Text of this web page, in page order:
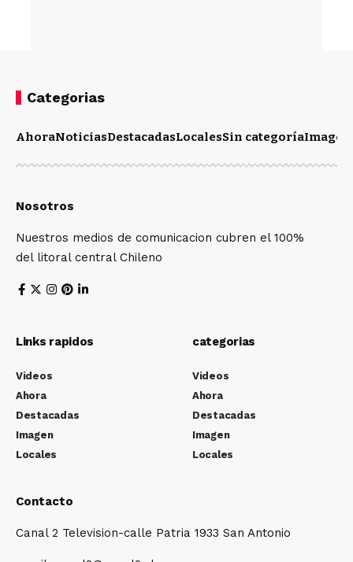
Categorias
AhoraNoticiasDestacadasLocalesSin categoríaImagen
Nosotros
Nuestros medios de comunicacion cubren el 100%
del litoral central Chileno
Links rapidos
Videos
Ahora
Destacadas
Imagen
Locales
categorias
Videos
Ahora
Destacadas
Imagen
Locales
Contacto
Canal 2 Television-calle Patria 1933 San Antonio